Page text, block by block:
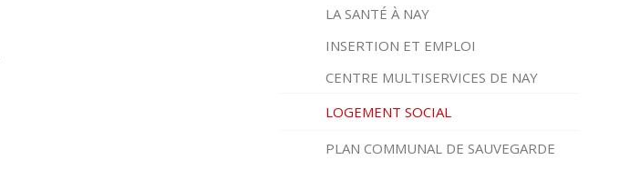
LA SANTÉ À NAY
INSERTION ET EMPLOI
CENTRE MULTISERVICES DE NAY
LOGEMENT SOCIAL
PLAN COMMUNAL DE SAUVEGARDE